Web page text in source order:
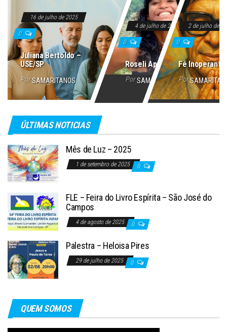
16 de julho de 2025
0
Juliana Bertoldo –
USE/SP
Por SAMARITANOS
4 de julho de 2025
0
Roseli Aparecida
Por SAMARITANOS
2 de julho de
0
Fé Inoperante
Por
ÚLTIMAS NOTICIAS
Mês de Luz – 2025
1 de setembro de 2025 0
FLE – Feira do Livro Espírita – São José do
Campos
4 de agosto de 2025 0
Palestra – Heloisa Pires
29 de julho de 2025 0
QUEM SOMOS